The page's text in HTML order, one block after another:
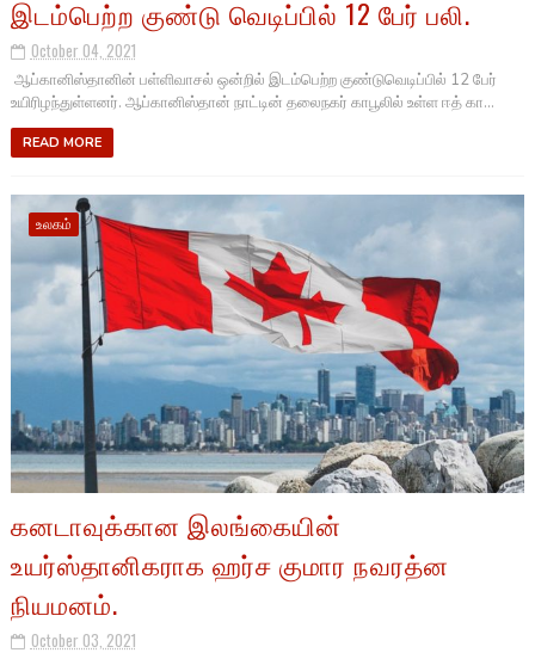
இடம்பெற்ற குண்டு வெடிப்பில் 12 பேர் பலி.
October 04, 2021
ஆப்கானிஸ்தானின் பள்ளிவாசல் ஒன்றில் இடம்பெற்ற குண்டுவெடிப்பில் 12 பேர்
உயிரிழந்துள்ளனர். ஆப்கானிஸ்தான் நாட்டின் தலைநகர் காபூலில் உள்ள ஈத் கா...
READ MORE
உலகம்
கனடாவுக்கான இலங்கையின்
உயர்ஸ்தானிகராக ஹர்ச குமார நவரத்ன
நியமனம்.
October 03, 2021